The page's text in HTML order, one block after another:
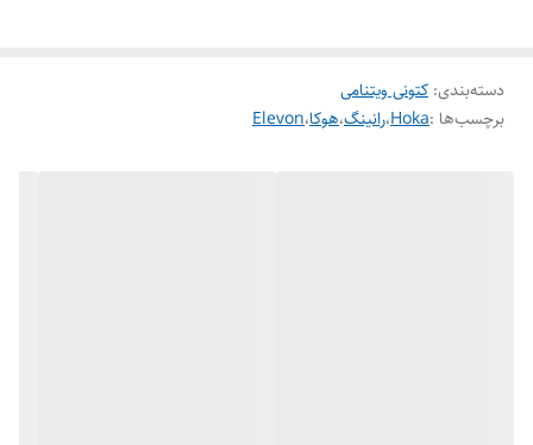
دسته‌بندی: کتونی ویتنامی
برچسب‌ها :Hoka،رانینگ،هوکا،Elevon